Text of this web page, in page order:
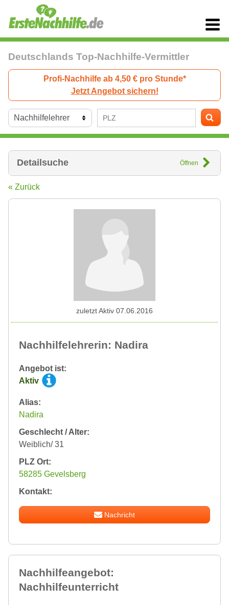
Deutschlands Top-Nachhilfe-Vermittler
Profi-Nachhilfe ab 4,50 € pro Stunde*
Jetzt Angebot sichern!
Detailsuche Öffnen
« Zurück
Nachhilfelehrerin: Nadira
Angebot ist:
Aktiv
Alias:
Nadira
Geschlecht / Alter:
Weiblich/ 31
PLZ Ort:
58285 Gevelsberg
Kontakt:
Nachricht
zuletzt Aktiv 07.06.2016
Nachhilfeangebot:
Nachhilfeunterricht